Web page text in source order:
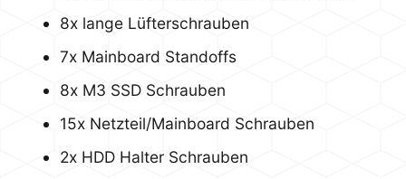
8x lange Lüfterschrauben
7x Mainboard Standoffs
8x M3 SSD Schrauben
15x Netzteil/Mainboard Schrauben
2x HDD Halter Schrauben